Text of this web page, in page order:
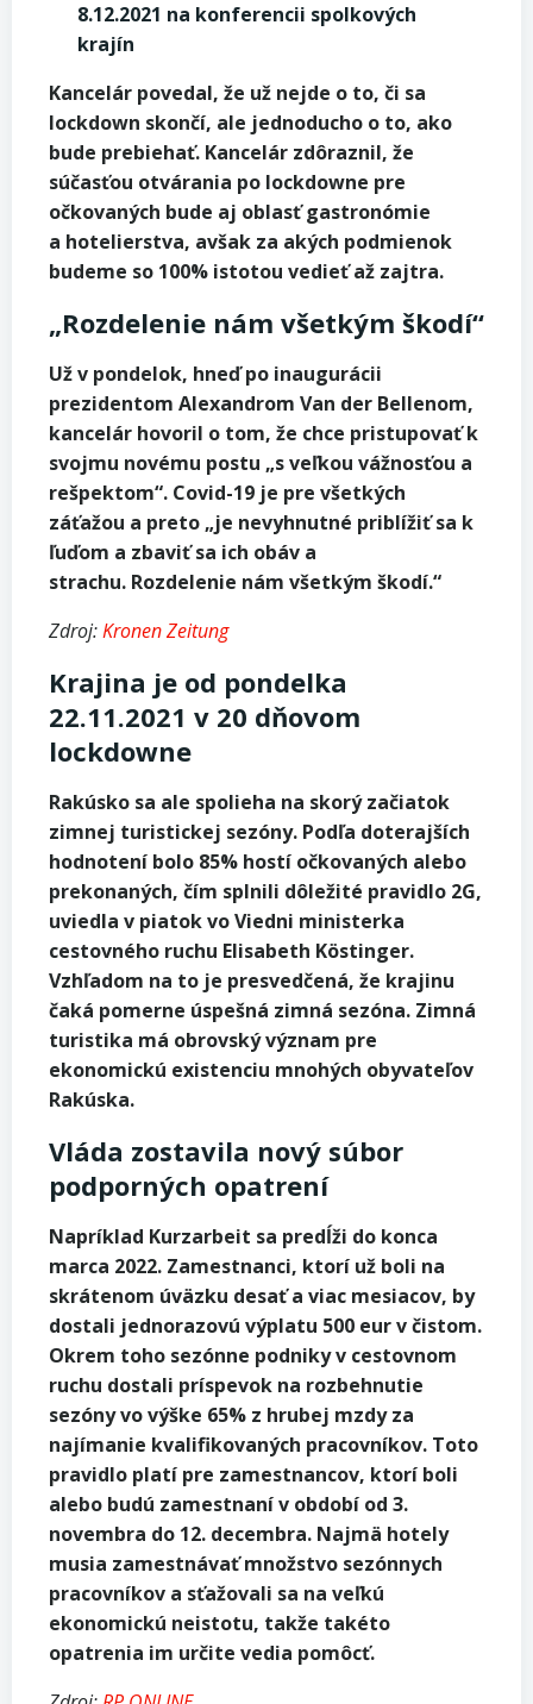
8.12.2021 na konferencii spolkových
krajín
Kancelár povedal, že už nejde o to, či sa
lockdown skončí, ale jednoducho o to, ako
bude prebiehať. Kancelár zdôraznil, že
súčasťou otvárania po lockdowne pre
očkovaných bude aj oblasť gastronómie
a hotelierstva, avšak za akých podmienok
budeme so 100% istotou vedieť až zajtra.
„Rozdelenie nám všetkým škodí“
Už v pondelok, hneď po inaugurácii
prezidentom Alexandrom Van der Bellenom,
kancelár hovoril o tom, že chce pristupovať k
svojmu novému postu „s veľkou vážnosťou a
rešpektom“. Covid-19 je pre všetkých
záťažou a preto „je nevyhnutné priblížiť sa k
ľuďom a zbaviť sa ich obáv a
strachu. Rozdelenie nám všetkým škodí.“
Zdroj:Kronen Zeitung
Krajina je od pondelka
22.11.2021 v 20 dňovom
lockdowne
Rakúsko sa ale spolieha na skorý začiatok
zimnej turistickej sezóny. Podľa doterajších
hodnotení bolo 85% hostí očkovaných alebo
prekonaných, čím splnili dôležité pravidlo 2G,
uviedla v piatok vo Viedni ministerka
cestovného ruchu Elisabeth Köstinger.
Vzhľadom na to je presvedčená, že krajinu
čaká pomerne úspešná zimná sezóna. Zimná
turistika má obrovský význam pre
ekonomickú existenciu mnohých obyvateľov
Rakúska.
Vláda zostavila nový súbor
podporných opatrení
Napríklad Kurzarbeit sa predĺži do konca
marca 2022. Zamestnanci, ktorí už boli na
skrátenom úväzku desať a viac mesiacov, by
dostali jednorazovú výplatu 500 eur v čistom.
Okrem toho sezónne podniky v cestovnom
ruchu dostali príspevok na rozbehnutie
sezóny vo výške 65% z hrubej mzdy za
najímanie kvalifikovaných pracovníkov. Toto
pravidlo platí pre zamestnancov, ktorí boli
alebo budú zamestnaní v období od 3.
novembra do 12. decembra. Najmä hotely
musia zamestnávať množstvo sezónnych
pracovníkov a sťažovali sa na veľkú
ekonomickú neistotu, takže takéto
opatrenia im určite vedia pomôcť.